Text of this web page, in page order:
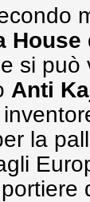
si
Anti
la